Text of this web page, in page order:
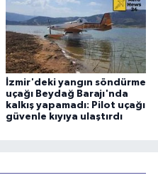
İzmir'deki yangın söndürme
uçağı Beydağ Barajı'nda
kalkış yapamadı: Pilot uçağı
güvenle kıyıya ulaştırdı